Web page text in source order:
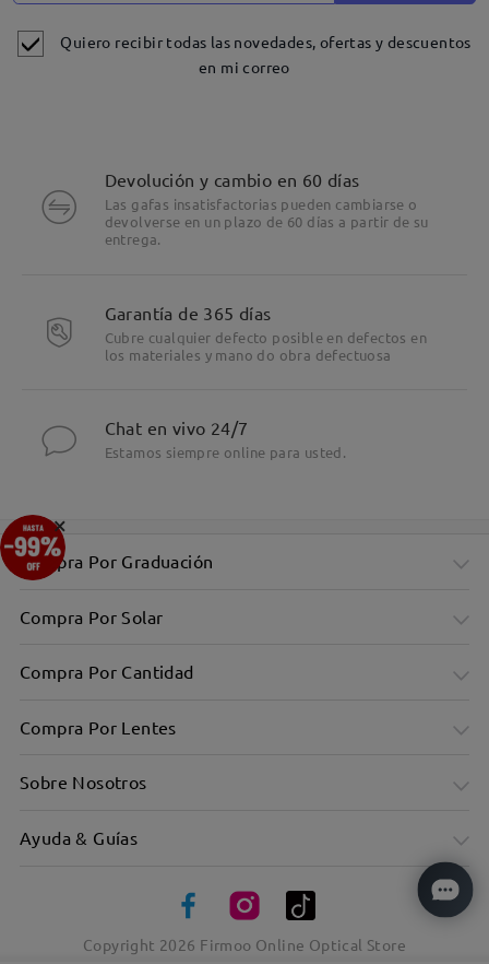
Quiero recibir todas las novedades, ofertas y descuentos
en mi correo
Devolución y cambio en 60 días
Las gafas insatisfactorias pueden cambiarse o
devolverse en un plazo de 60 días a partir de su
entrega.
Garantía de 365 días
Cubre cualquier defecto posible en defectos en
los materiales y mano do obra defectuosa
Chat en vivo 24/7
Estamos siempre online para usted.
Compra Por Graduación
Compra Por Solar
Compra Por Cantidad
Compra Por Lentes
Sobre Nosotros
Ayuda & Guías
Copyright 2026 Firmoo Online Optical Store
×